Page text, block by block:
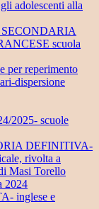
adolescenti alla
SECONDARIA
scuola
per reperimento
dispersione
2025- scuole
DEFINITIVA-
rivolta a
Masi Torello
2024
inglese e